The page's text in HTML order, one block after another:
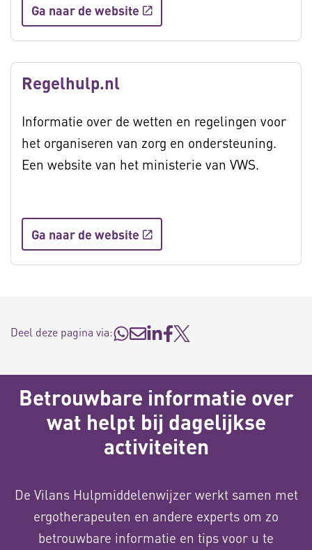
Ga naar de website
Regelhulp.nl
Informatie over de wetten en regelingen voor
het organiseren van zorg en ondersteuning.
Een website van het ministerie van VWS.
Ga naar de website
Deel deze pagina via:
Betrouwbare informatie over
wat helpt bij dagelijkse
activiteiten
De Vilans Hulpmiddelenwijzer werkt samen met
ergotherapeuten en andere experts om zo
betrouwbare informatie en tips voor u te